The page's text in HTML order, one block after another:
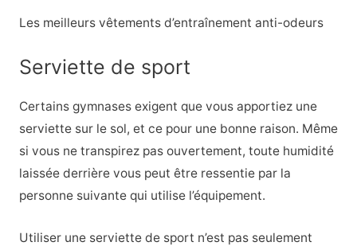
Les meilleurs vêtements d’entraînement anti-odeurs
Serviette de sport
Certains gymnases exigent que vous apportiez une
serviette sur le sol, et ce pour une bonne raison. Même
si vous ne transpirez pas ouvertement, toute humidité
laissée derrière vous peut être ressentie par la
personne suivante qui utilise l’équipement.
Utiliser une serviette de sport n’est pas seulement